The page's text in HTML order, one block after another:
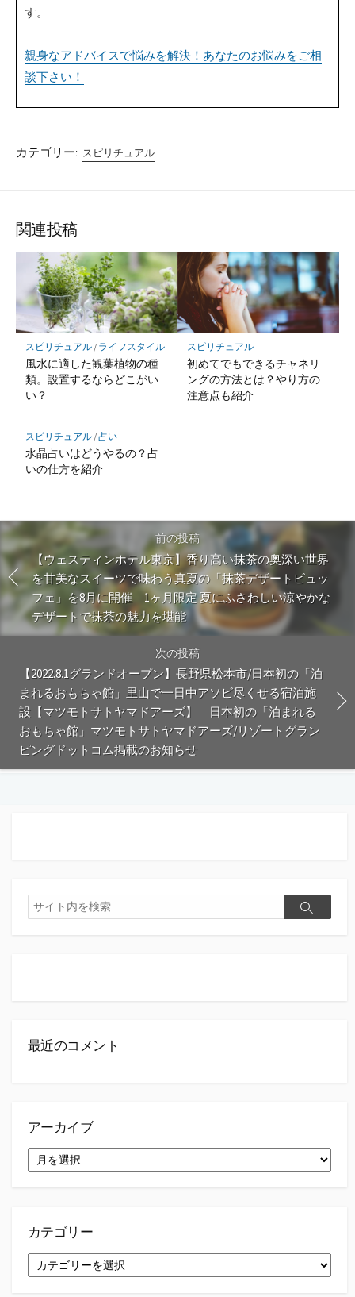
す。
親身なアドバイスで悩みを解決！あなたのお悩みをご相
談下さい！
カテゴリー: スピリチュアル
関連投稿
スピリチュアル/ ライフスタイル
風水に適した観葉植物の種
類。設置するならどこがい
い？
スピリチュアル
初めてでもできるチャネリ
ングの方法とは？やり方の
注意点も紹介
スピリチュアル/占い
水晶占いはどうやるの？占
いの仕方を紹介
前の投稿
【ウェスティンホテル東京】香り高い抹茶の奥深い世界
を甘美なスイーツで味わう真夏の「抹茶デザートビュッ
フェ」を8月に開催 1ヶ月限定 夏にふさわしい涼やかな
デザートで抹茶の魅力を堪能
次の投稿
【2022.8.1グランドオープン】長野県松本市/日本初の「泊
まれるおもちゃ館」里山で一日中アソビ尽くせる宿泊施
設【マツモトサトヤマドアーズ】 日本初の「泊まれる
おもちゃ館」マツモトサトヤマドアーズ/リゾートグラン
ピングドットコム掲載のお知らせ
検
索
検
最近のコメント
アーカイブ
ー
カテゴリー
テ